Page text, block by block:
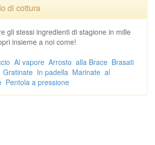
di cottura
gli stessi ingredienti di stagione in mille
insieme a noi come!
Al vapore Arrosto alla Brace Brasati
Gratinate In padella Marinate al
Pentola a pressione